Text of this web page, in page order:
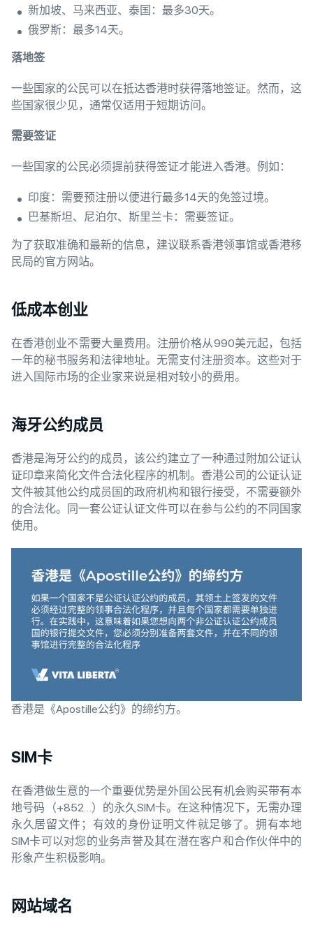
新加坡、马来西亚、泰国：最多30天。
俄罗斯：最多14天。
落地签
一些国家的公民可以在抵达香港时获得落地签证。然而，这
些国家很少见，通常仅适用于短期访问。
需要签证
一些国家的公民必须提前获得签证才能进入香港。例如：
印度：需要预注册以便进行最多14天的免签过境。
巴基斯坦、尼泊尔、斯里兰卡：需要签证。
为了获取准确和最新的信息，建议联系香港领事馆或香港移
民局的官方网站。
低成本创业
在香港创业不需要大量费用。注册价格从990美元起，包括
一年的秘书服务和法律地址。无需支付注册资本。这些对于
进入国际市场的企业家来说是相对较小的费用。
海牙公约成员
香港是海牙公约的成员，该公约建立了一种通过附加公证认
证印章来简化文件合法化程序的机制。香港公司的公证认证
文件被其他公约成员国的政府机构和银行接受，不需要额外
的合法化。同一套公证认证文件可以在参与公约的不同国家
使用。
香港是《Apostille公约》的缔约方。
SIM卡
在香港做生意的一个重要优势是外国公民有机会购买带有本
地号码（+852…）的永久SIM卡。在这种情况下，无需办理
永久居留文件；有效的身份证明文件就足够了。拥有本地
SIM卡可以对您的业务声誉及其在潜在客户和合作伙伴中的
形象产生积极影响。
网站域名